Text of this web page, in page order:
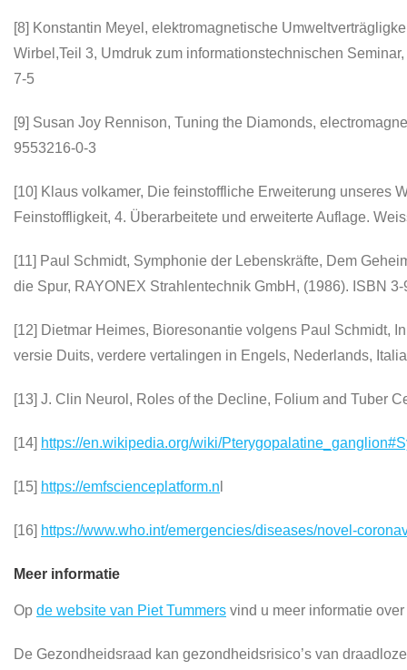
[8] Konstantin Meyel, elektromagnetische
Wirbel,Teil 3, Umdruk zum informationstechnischen
7-5
[9] Susan Joy Rennison, Tuning the Diamonds,
9553216-0-3
[10] Klaus volkamer, Die feinstoffliche Erweiterung unseres
Feinstoffligkeit, 4. Überarbeitete und erweiterte Auflage.
[11] Paul Schmidt, Symphonie der Lebenskräfte, Dem
die Spur, RAYONEX Strahlentechnik GmbH, (1986). ISBN
[12] Dietmar Heimes, Bioresonantie volgens Paul Schmidt,
versie Duits, verdere vertalingen in Engels, Nederlands,
[13] J. Clin Neurol, Roles of the Decline, Folium and Tuber
[14] https://en.wikipedia.org/wiki/
[15] https://emfscienceplatform.n
[16] https://www.who.int/emergencies/diseases/novel-
Meer informatie
Op de website van Piet Tummers vind u meer informatie
De Gezondheidsraad kan gezondheidsrisico’s van